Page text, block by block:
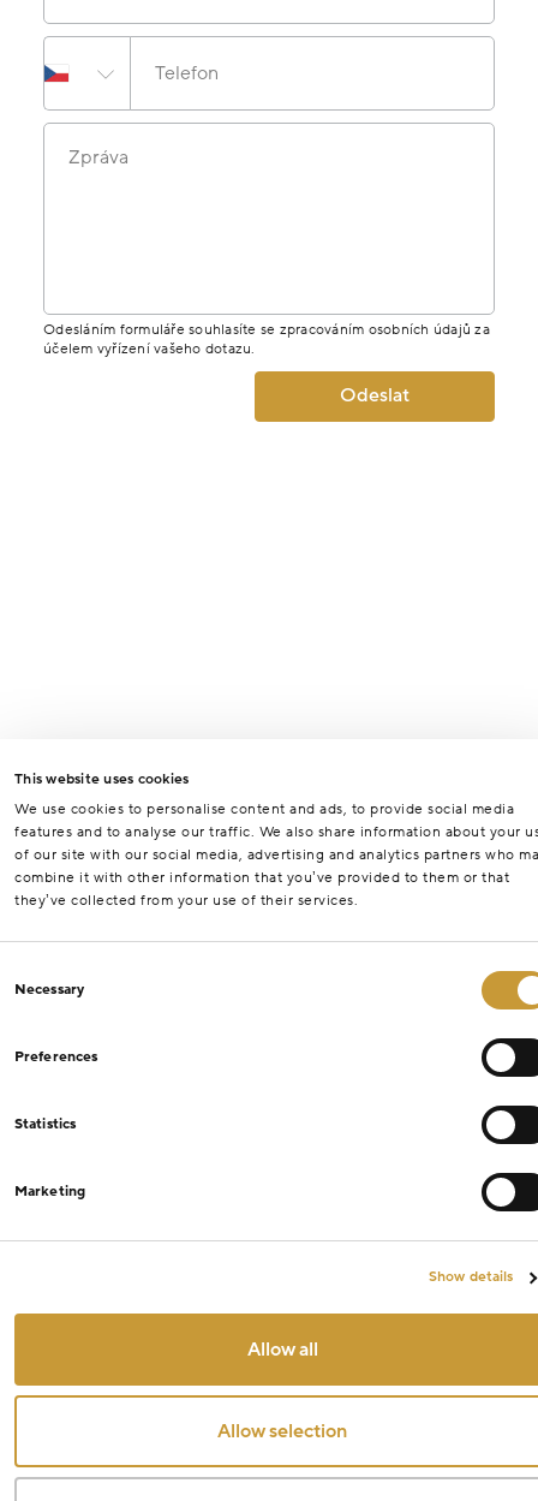
This website uses cookies
We use cookies to personalise content and ads, to provide social media
features and to analyse our traffic. We also share information about your
of our site with our social media, advertising and analytics partners who
combine it with other information that you’ve provided to them or that
they’ve collected from your use of their services.
Selection
Necessary
Preferences
Statistics
Marketing
Show details
Allow all
Allow selection
Telefon
Zpráva
Odesláním formuláře souhlasíte se zpracováním osobních údajů za
účelem vyřízení vašeho dotazu.
Odeslat